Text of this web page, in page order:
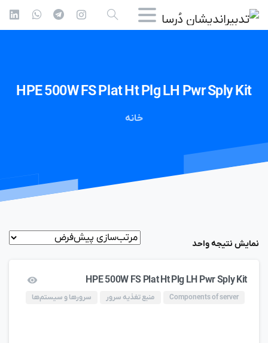
HPE500WFSPlatHtPlgLH PwrSplyKit
خانه
نمایش نتیجه واحد
HPE 500W FS Plat Ht Plg LH Pwr Sply Kit
Components of server منبع تغذیه سرور سرورها و سیستم‌ها